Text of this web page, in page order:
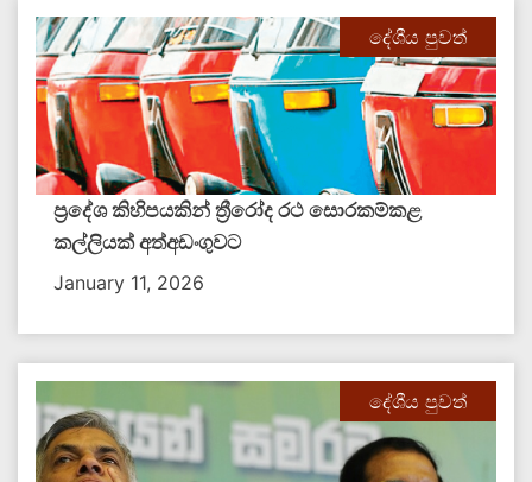
දේශීය පුවත්
ප්‍රදේශ කිහිපයකින් ත්‍රීරෝද රථ සොරකම්කළ
කල්ලියක් අත්අඩංගුවට
January 11, 2026
දේශීය පුවත්